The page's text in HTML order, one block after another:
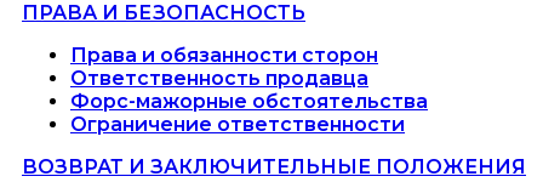
ПРАВА И БЕЗОПАСНОСТЬ
Права и обязанности сторон
Ответственность продавца
Форс-мажорные обстоятельства
Ограничение ответственности
ВОЗВРАТ И ЗАКЛЮЧИТЕЛЬНЫЕ ПОЛОЖЕНИЯ